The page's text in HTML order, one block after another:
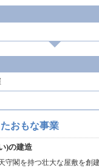
おもな事業
)の建造
守閣を持つ壮大な屋敷を創建